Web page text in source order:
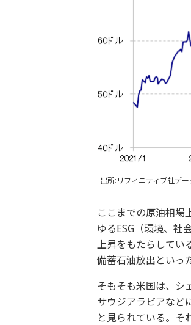
出所:リフィニティブ社デ
ここまでの原油相場
ゆるESG（環境、社
上昇をもたらしてい
備蓄石油放出といっ
そもそも米国は、シ
サウジアラビアなど
と見られている。そ